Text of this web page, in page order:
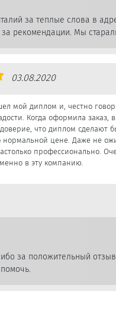
за теплые слова в
рекомендации. Мы
03.08.2020
мой диплом и, честно
Когда оформила заказ,
что диплом сделают
нормальной цене. Даже не
профессионально.
в эту компанию.
за положительный